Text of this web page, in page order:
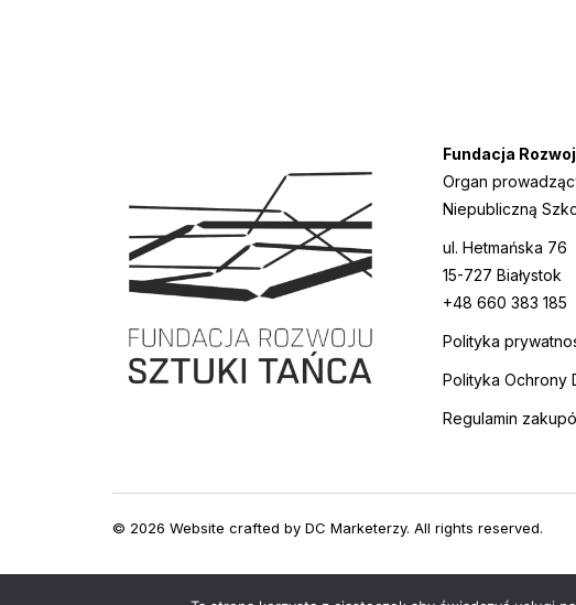
Fundacja
Organ
Niepubliczną
ul. Hetmańska 76
15-727 Białystok
+48 660 383 185
Polityka
Polityka Ochrony
Regulamin
© 2026 Website crafted by DC Marketerzy. All rights reserved.